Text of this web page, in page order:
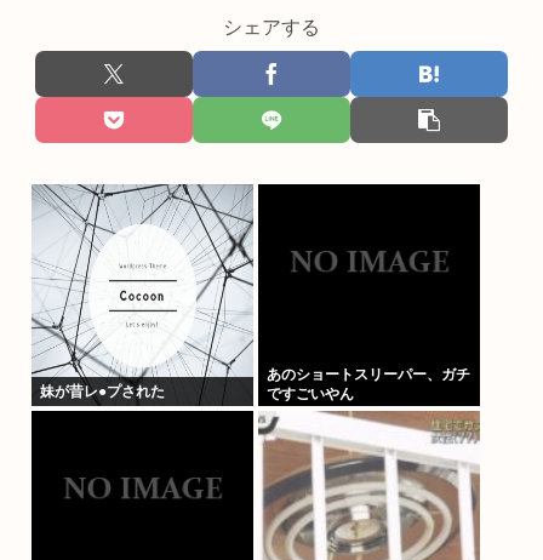
シェアする
妹が昔レ●プされた
あのショートスリーパー、ガチ
ですごいやん